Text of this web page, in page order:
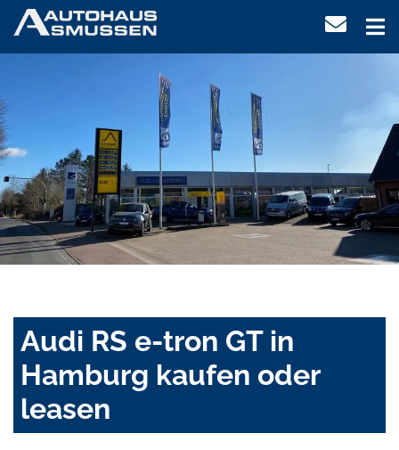
Audi RS e-tron GT in
Hamburg kaufen oder
leasen